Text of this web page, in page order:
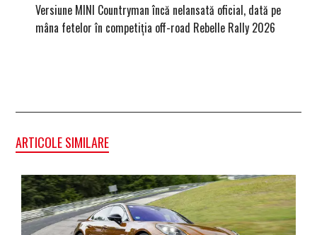
Versiune MINI Countryman încă nelansată oficial, dată pe
mâna fetelor în competiția off-road Rebelle Rally 2026
ARTICOLE SIMILARE